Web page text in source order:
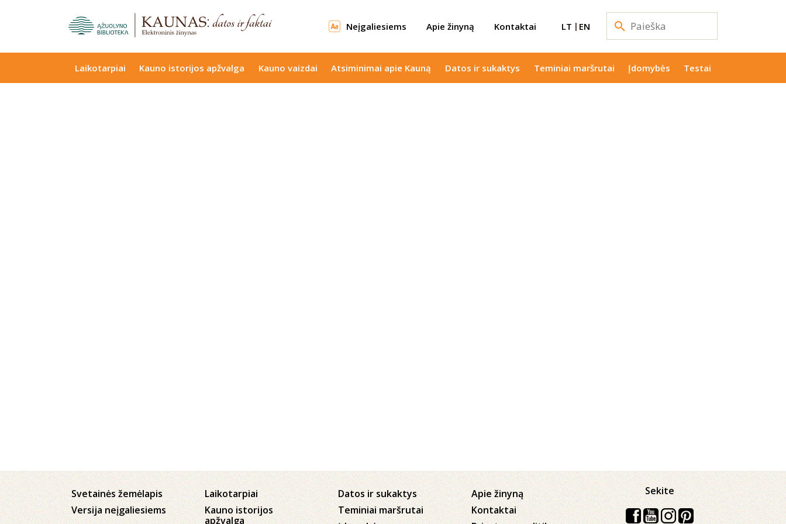
Neįgaliesiems Apie žinyną Kontaktai LT EN
Laikotarpiai Kauno istorijos apžvalga Kauno vaizdai Atsiminimai apie Kauną Datos ir sukaktys Teminiai maršrutai Įdomybės Testai
Svetainės žemėlapis
Versija neįgaliesiems
Laikotarpiai
Kauno istorijos
apžvalga
Datos ir sukaktys
Teminiai maršrutai
Apie žinyną
Kontaktai
Sekite